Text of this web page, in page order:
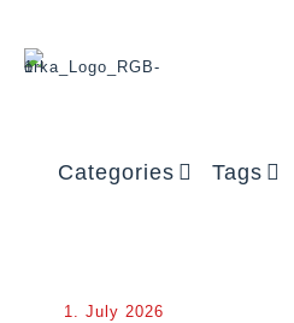
Categories Tags
1. July 2026